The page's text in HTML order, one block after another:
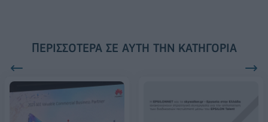
ΠΕΡΙΣΣΌΤΕΡΑ ΣΕ ΑΥΤΉ ΤΗΝ ΚΑΤΗΓΟΡΊΑ